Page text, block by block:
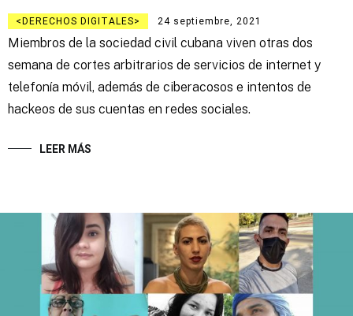
DERECHOS DIGITALES 24 septiembre, 2021
Miembros de la sociedad civil cubana viven otras dos
semana de cortes arbitrarios de servicios de internet y
telefonía móvil, además de ciberacosos e intentos de
hackeos de sus cuentas en redes sociales.
LEER MÁS